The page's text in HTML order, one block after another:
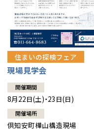
住まいの探検フェア
現場見学会
開催期間
8月22日(土)・23日(日)
開催場所
倶知安町樺山構造現場
札幌
道央
道北
道南
道東
東北
青森
秋田
岩手
山形
甲信越・北陸
新潟
山梨
長野
関東
東京
神奈川
東海
愛知
近畿
札幌
札幌
小樽
道央
苫小
小樽
道北
道南
道東
東北
青森県
八戸
青森
秋田県
秋田
岩手県
山形県
甲信越・北陸
新潟県
長岡
山梨県
長野県
関東
東京都
神奈川県
東海
愛知県
近畿